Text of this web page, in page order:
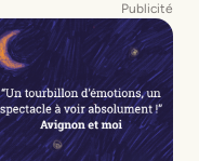
Publicité